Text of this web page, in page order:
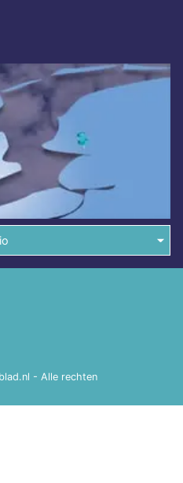
- Alle rechten